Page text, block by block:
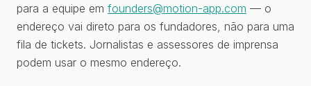
para a equipe em founders@motion-app.com — o
endereço vai direto para os fundadores, não para uma
fila de tickets. Jornalistas e assessores de imprensa
podem usar o mesmo endereço.